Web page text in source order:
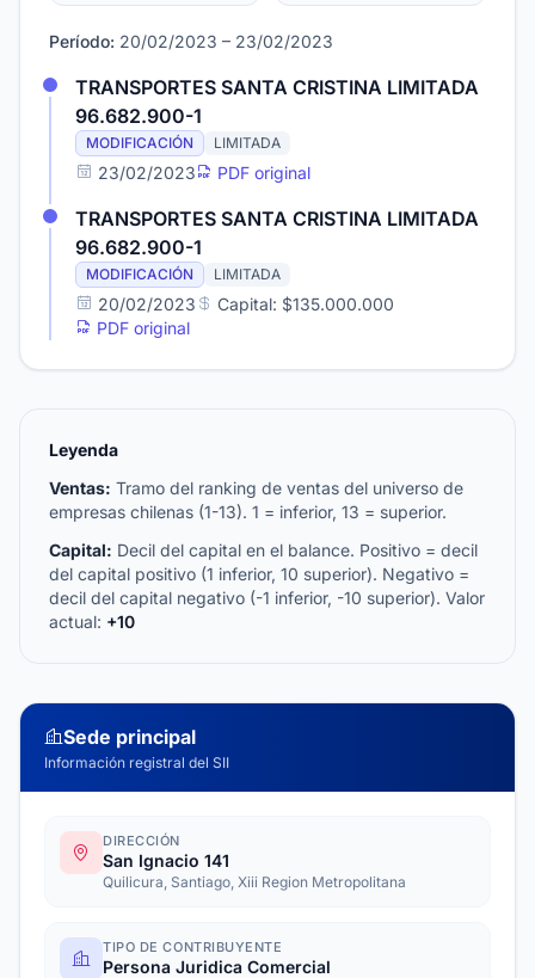
Período: 20/02/2023 – 23/02/2023
TRANSPORTES SANTA CRISTINA LIMITADA
96.682.900-1
MODIFICACIÓN LIMITADA
23/02/2023 PDF original
TRANSPORTES SANTA CRISTINA LIMITADA
96.682.900-1
MODIFICACIÓN LIMITADA
20/02/2023
Capital: $135.000.000
PDF original
Leyenda
Ventas: Tramo del ranking de ventas del universo de
empresas chilenas (1-13). 1 = inferior, 13 = superior.
Capital: Decil del capital en el balance. Positivo = decil
del capital positivo (1 inferior, 10 superior). Negativo =
decil del capital negativo (-1 inferior, -10 superior). Valor
actual: +10
Sede principal
Información registral del SII
DIRECCIÓN
San Ignacio 141
Quilicura, Santiago, Xiii Region Metropolitana
TIPO DE CONTRIBUYENTE
Persona Juridica Comercial